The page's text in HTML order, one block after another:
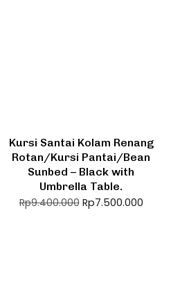
Kursi Santai Kolam Renang
Rotan/Kursi Pantai/Bean
Sunbed – Black with
Umbrella Table.
Rp9.400.000 Rp7.500.000